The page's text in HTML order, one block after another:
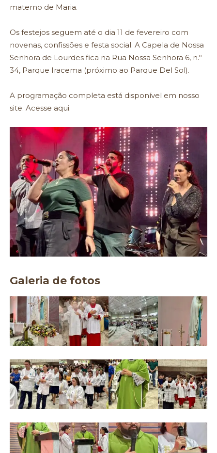
materno de Maria.
Os festejos seguem até o dia 11 de fevereiro com
novenas, confissões e festa social. A Capela de Nossa
Senhora de Lourdes fica na Rua Nossa Senhora 6, n.º
34, Parque Iracema (próximo ao Parque Del Sol).
A programação completa está disponível em nosso
site. Acesse aqui.
Galeria de fotos